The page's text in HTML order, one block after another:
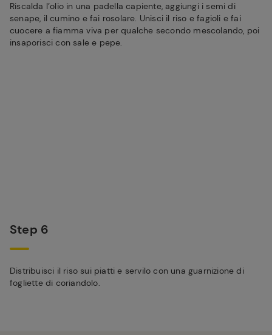
Riscalda l’olio in una padella capiente, aggiungi i semi di
senape, il cumino e fai rosolare. Unisci il riso e fagioli e fai
cuocere a fiamma viva per qualche secondo mescolando, poi
insaporisci con sale e pepe.
Step 6
Distribuisci il riso sui piatti e servilo con una guarnizione di
fogliette di coriandolo.